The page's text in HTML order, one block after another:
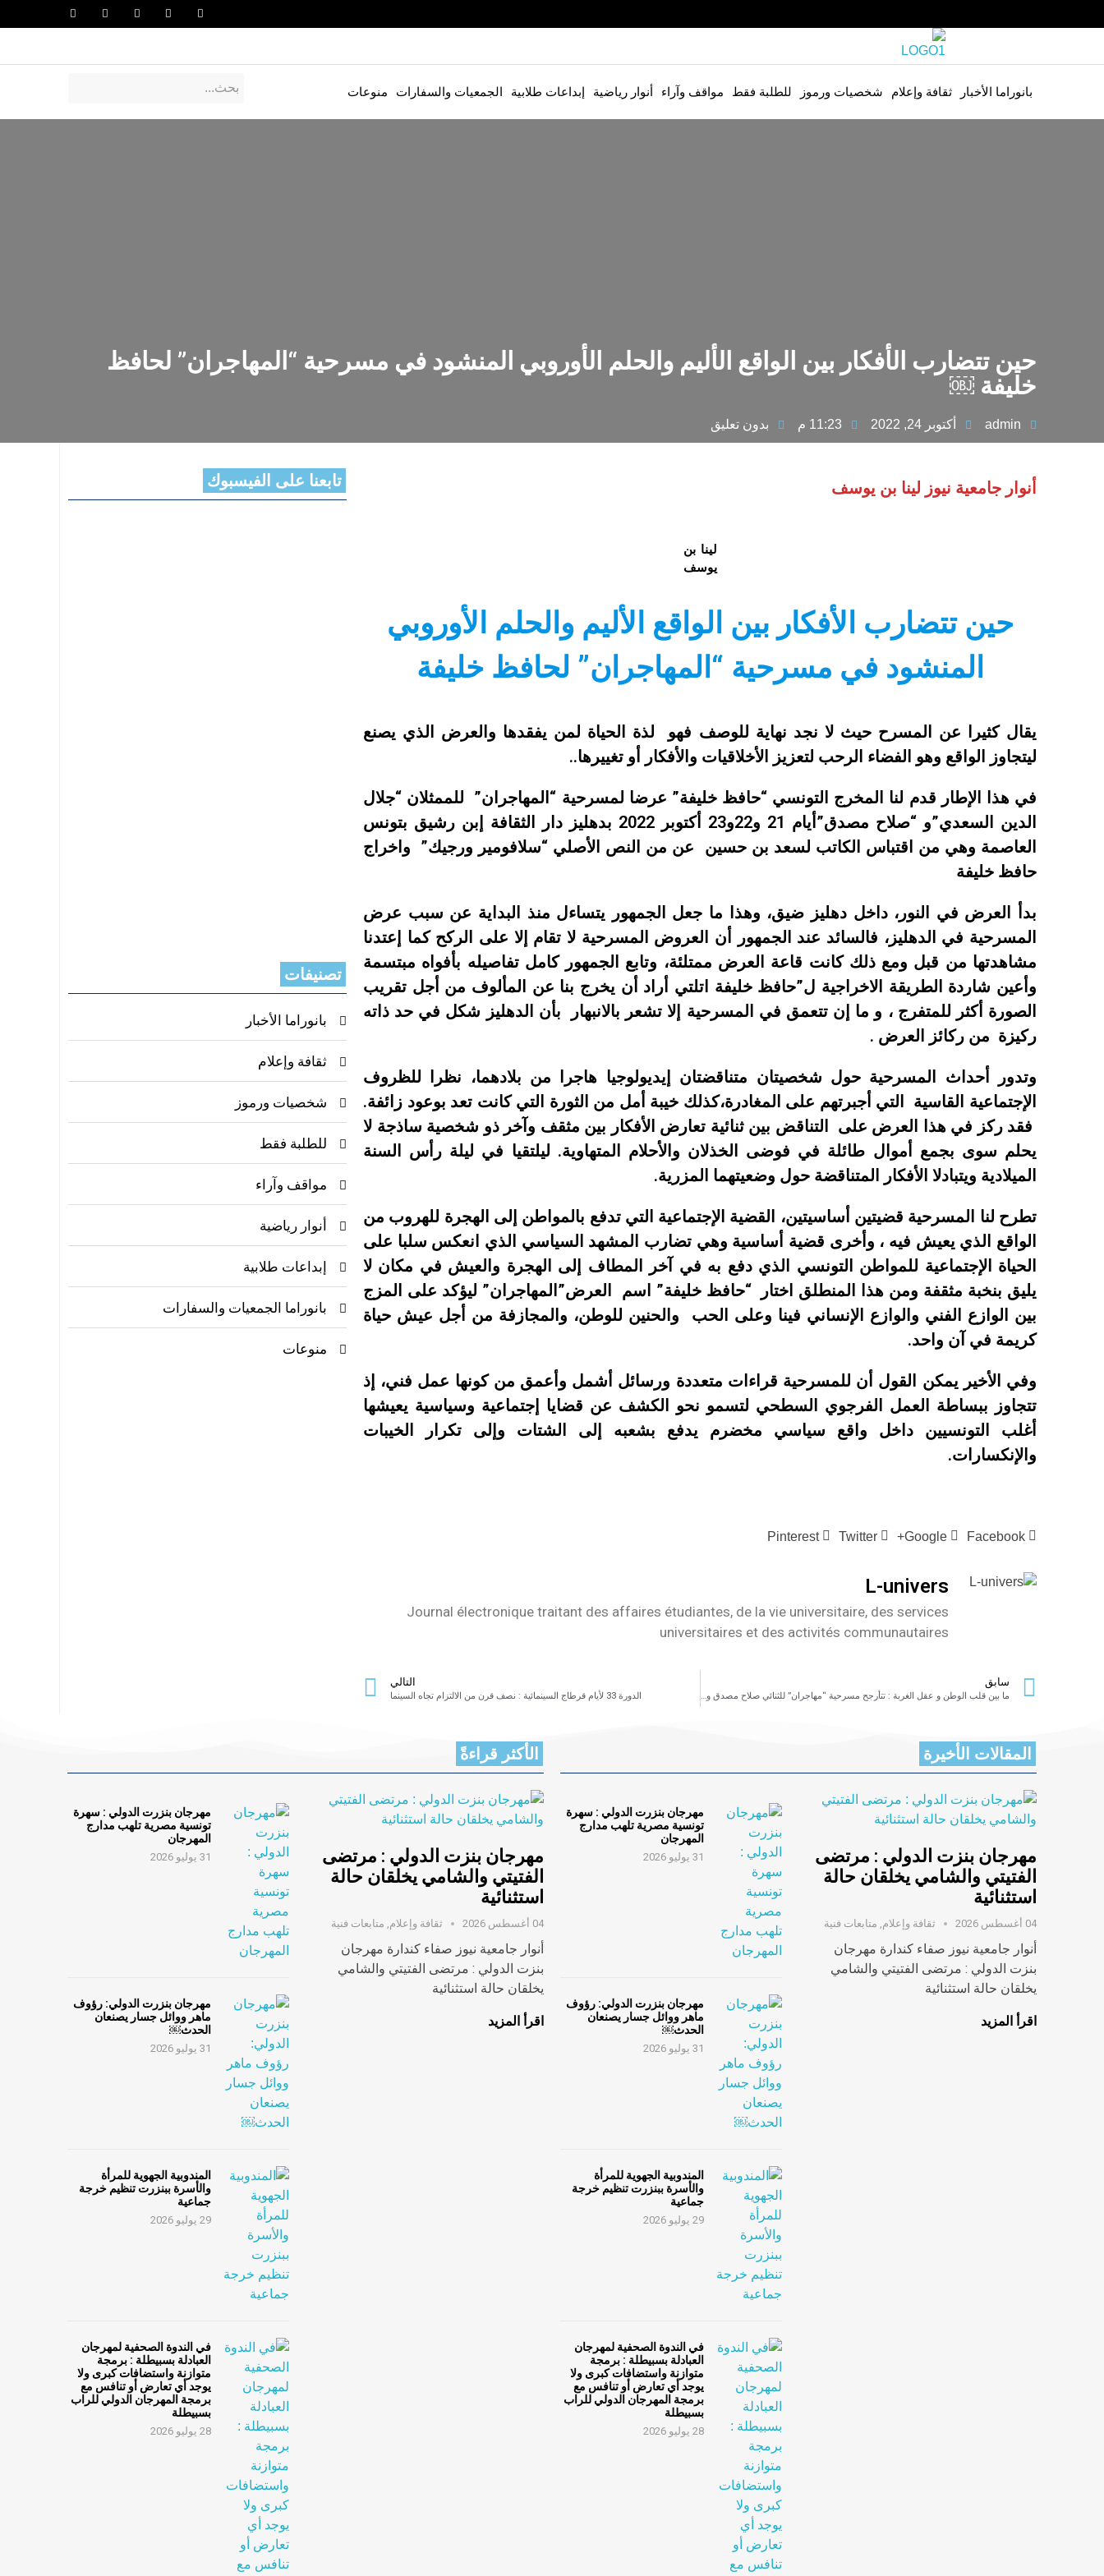
بانوراما الأخبار ثقافة وإعلام شخصيات ورموز للطلبة فقط مواقف وآراء أنوار رياضية إبداعات طلابية الجمعيات والسفارات منوعات
حين تتضارب الأفكار بين الواقع الأليم والحلم الأوروبي المنشود في مسرحية “المهاجران” لحافظ
خليفة ￼
admin أكتوبر 24, 2022 11:23 م بدون تعليق
أنوار جامعية نيوز لينا بن يوسف
لينا بن
يوسف
حين تتضارب الأفكار بين الواقع الأليم والحلم الأوروبي
المنشود في مسرحية “المهاجران” لحافظ خليفة
يقال كثيرا عن المسرح حيث لا نجد نهاية للوصف فهو لذة الحياة لمن يفقدها والعرض الذي يصنع
ليتجاوز الواقع وهو الفضاء الرحب لتعزيز الأخلاقيات والأفكار أو تغييرها..
في هذا الإطار قدم لنا المخرج التونسي “حافظ خليفة” عرضا لمسرحية “المهاجران” للممثلان “جلال
الدين السعدي”و “صلاح مصدق”أيام 21 و22و23 أكتوبر 2022 بدهليز دار الثقافة إبن رشيق بتونس
العاصمة وهي من اقتباس الكاتب لسعد بن حسين عن من النص الأصلي “سلافومير ورجيك” واخراج
حافظ خليفة
بدأ العرض في النور، داخل دهليز ضيق، وهذا ما جعل الجمهور يتساءل منذ البداية عن سبب عرض
المسرحية في الدهليز، فالسائد عند الجمهور أن العروض المسرحية لا تقام إلا على الركح كما إعتدنا
مشاهدتها من قبل ومع ذلك كانت قاعة العرض ممتلئة، وتابع الجمهور كامل تفاصيله بأفواه مبتسمة
وأعين شاردة الطريقة الاخراجية ل”حافظ خليفة اتلتي أراد أن يخرج بنا عن المألوف من أجل تقريب
الصورة أكثر للمتفرج ، و ما إن تتعمق في المسرحية إلا تشعر بالانبهار بأن الدهليز شكل في حد ذاته
ركيزة من ركائز العرض .
وتدور أحداث المسرحية حول شخصيتان متناقضتان إيديولوجيا هاجرا من بلادهما، نظرا للظروف
الإجتماعية القاسية التي أجبرتهم على المغادرة،كذلك خيبة أمل من الثورة التي كانت تعد بوعود زائفة.
فقد ركز في هذا العرض على التناقض بين ثنائية تعارض الأفكار بين مثقف وآخر ذو شخصية ساذجة لا
يحلم سوى بجمع أموال طائلة في فوضى الخذلان والأحلام المتهاوية. ليلتقيا في ليلة رأس السنة
الميلادية ويتبادلا الأفكار المتناقضة حول وضعيتهما المزرية.
تطرح لنا المسرحية قضيتين أساسيتين، القضية الإجتماعية التي تدفع بالمواطن إلى الهجرة للهروب من
الواقع الذي يعيش فيه ، وأخرى قضية أساسية وهي تضارب المشهد السياسي الذي انعكس سلبا على
الحياة الإجتماعية للمواطن التونسي الذي دفع به في آخر المطاف إلى الهجرة والعيش في مكان لا
يليق بنخبة مثقفة ومن هذا المنطلق اختار “حافظ خليفة” اسم العرض”المهاجران” ليؤكد على المزج
بين الوازع الفني والوازع الإنساني فينا وعلى الحب والحنين للوطن، والمجازفة من أجل عيش حياة
كريمة في آن واحد.
وفي الأخير يمكن القول أن للمسرحية قراءات متعددة ورسائل أشمل وأعمق من كونها عمل فني، إذ
تتجاوز ببساطة العمل الفرجوي السطحي لتسمو نحو الكشف عن قضايا إجتماعية وسياسية يعيشها
أغلب التونسيين داخل واقع سياسي مخضرم يدفع بشعبه إلى الشتات وإلى تكرار الخيبات
والإنكسارات.
Facebook
Google+
Twitter
Pinterest
L-univers
Journal électronique traitant des affaires étudiantes, de la vie universitaire, des services
universitaires et des activités communautaires
سابق
ما بين قلب الوطن و عقل الغربة : تتأرجح مسرحية “مهاجران” للثنائي صلاح مصدق وجلال الدين السعدي￼
التالي
الدورة 33 لأيام قرطاج السينمائية : نصف قرن من الالتزام تجاه السينما
تابعنا على الفيسبوك
تصنيفات
بانوراما الأخبار
ثقافة وإعلام
شخصيات ورموز
للطلبة فقط
مواقف وآراء
أنوار رياضية
إبداعات طلابية
بانوراما الجمعيات والسفارات
منوعات
المقالات الأخيرة
مهرجان بنزت الدولي : مرتضى
الفتيتي والشامي يخلقان حالة
استثنائية
04 أغسطس 2026 ثقافة وإعلام متابعات فنية
أنوار جامعية نيوز صفاء كندارة مهرجان
بنزت الدولي : مرتضى الفتيتي والشامي
يخلقان حالة استثنائية
اقرأ المزيد
مهرجان بنزرت الدولي : سهرة
تونسية مصرية تلهب مدارج
المهرجان
31 يوليو 2026
مهرجان بنزرت الدولي: رؤوف
ماهر ووائل جسار يصنعان
الحدث￼
31 يوليو 2026
المندوبية الجهوية للمرأة
والأسرة ببنزرت تنظيم خرجة
جماعية
29 يوليو 2026
في الندوة الصحفية لمهرجان
العبادلة بسبيطلة : برمجة
متوازنة واستضافات كبرى ولا
يوجد أي تعارض أو تنافس مع
برمجة المهرجان الدولي للراب
بسبيطلة
28 يوليو 2026
الأكثر قراءةً
مهرجان بنزت الدولي : مرتضى
الفتيتي والشامي يخلقان حالة
استثنائية
04 أغسطس 2026 ثقافة وإعلام متابعات فنية
أنوار جامعية نيوز صفاء كندارة مهرجان
بنزت الدولي : مرتضى الفتيتي والشامي
يخلقان حالة استثنائية
اقرأ المزيد
مهرجان بنزرت الدولي : سهرة
تونسية مصرية تلهب مدارج
المهرجان
31 يوليو 2026
مهرجان بنزرت الدولي: رؤوف
ماهر ووائل جسار يصنعان
الحدث￼
31 يوليو 2026
المندوبية الجهوية للمرأة
والأسرة ببنزرت تنظيم خرجة
جماعية
29 يوليو 2026
في الندوة الصحفية لمهرجان
العبادلة بسبيطلة : برمجة
متوازنة واستضافات كبرى ولا
يوجد أي تعارض أو تنافس مع
برمجة المهرجان الدولي للراب
بسبيطلة
28 يوليو 2026